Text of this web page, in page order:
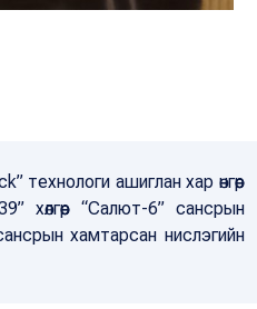
ашиглан хар өнгөөр
хөлгөөр “Салют-6” сансрын
хамтарсан нислэгийн